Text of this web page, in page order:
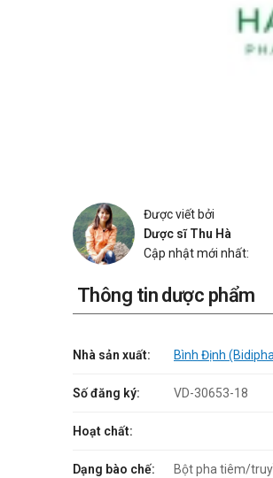
Được viết bởi
Dược sĩ Thu Hà
Cập nhật mới nhất:
Thông tin dược phẩm
Nhà sản xuất: Bình Định
Số đăng ký: VD-30653-18
Hoạt chất:
Dạng bào chế: Bột pha tiêm/